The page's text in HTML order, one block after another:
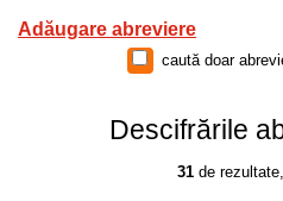
Adăugare abreviere
caută doar
Descifrările
31de